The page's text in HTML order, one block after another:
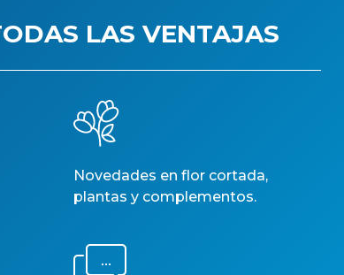
privacidad Política de cookies
Plantes Bada S.L.
LAS VENTAJAS
Novedades en flor cortada,
plantas y complementos.